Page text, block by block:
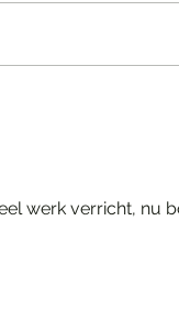
werk verricht, nu